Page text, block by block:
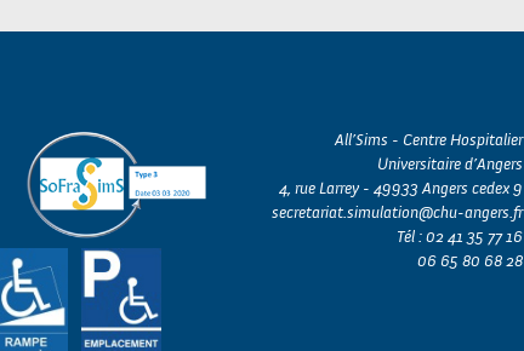
All’Sims - Centre Hospitalier
Universitaire d’Angers
4, rue Larrey - 49933 Angers cedex 9
secretariat.simulation@chu-angers.fr
Tél : 02 41 35 77 16
06 65 80 68 28